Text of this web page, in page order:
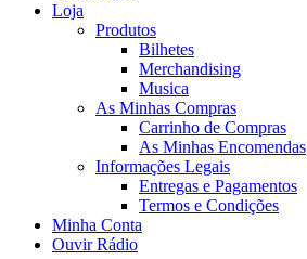
Loja
Produtos
Bilhetes
Merchandising
Musica
As Minhas Compras
Carrinho de Compras
As Minhas Encomendas
Informações Legais
Entregas e Pagamentos
Termos e Condições
Minha Conta
Ouvir Rádio